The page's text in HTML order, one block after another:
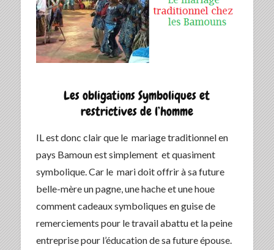
Les obligations Symboliques et
restrictives de l’homme
IL est donc clair que le mariage traditionnel en
pays Bamoun est simplement et quasiment
symbolique. Car le mari doit offrir à sa future
belle-mère un pagne, une hache et une houe
comment cadeaux symboliques en guise de
remerciements pour le travail abattu et la peine
entreprise pour l’éducation de sa future épouse.